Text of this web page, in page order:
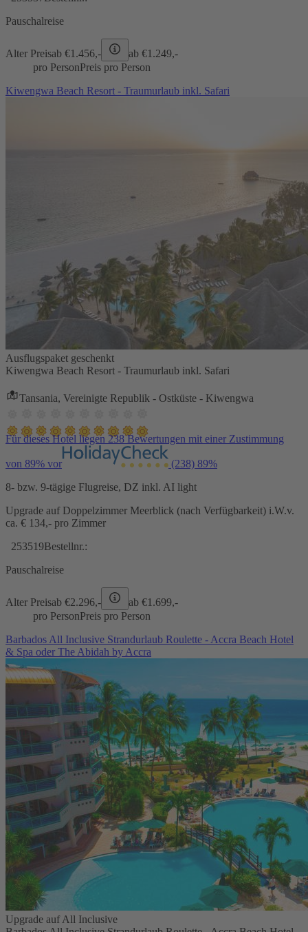
Pauschalreise
Alter Preisab €1.456,- ab €1.249,-
pro PersonPreis pro Person
Kiwengwa Beach Resort - Traumurlaub inkl. Safari
Ausflugspaket geschenkt
Kiwengwa Beach Resort - Traumurlaub inkl. Safari
Tansania, Vereinigte Republik - Ostküste - Kiwengwa
Für dieses Hotel liegen 238 Bewertungen mit einer Zustimmung
von 89% vor (238) 89%
8- bzw. 9-tägige Flugreise, DZ inkl. AI light
Upgrade auf Doppelzimmer Meerblick (nach Verfügbarkeit) i.W.v.
ca. € 134,- pro Zimmer
253519Bestellnr.:
Pauschalreise
Alter Preisab €2.296,- ab €1.699,-
pro PersonPreis pro Person
Barbados All Inclusive Strandurlaub Roulette - Accra Beach Hotel
& Spa oder The Abidah by Accra
Upgrade auf All Inclusive